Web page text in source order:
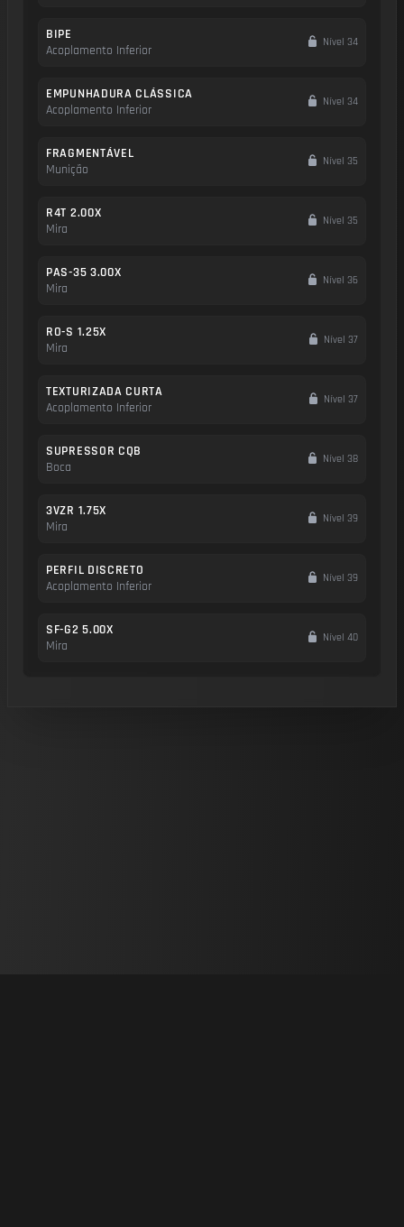
BIPE
Acoplamento Inferior
Nível 34
EMPUNHADURA CLÁSSICA
Acoplamento Inferior
Nível 34
FRAGMENTÁVEL
Munição
Nível 35
R4T 2.00X
Mira
Nível 35
PAS-35 3.00X
Mira
Nível 36
RO-S 1.25X
Mira
Nível 37
TEXTURIZADA CURTA
Acoplamento Inferior
Nível 37
SUPRESSOR CQB
Boca
Nível 38
3VZR 1.75X
Mira
Nível 39
PERFIL DISCRETO
Acoplamento Inferior
Nível 39
SF-G2 5.00X
Mira
Nível 40